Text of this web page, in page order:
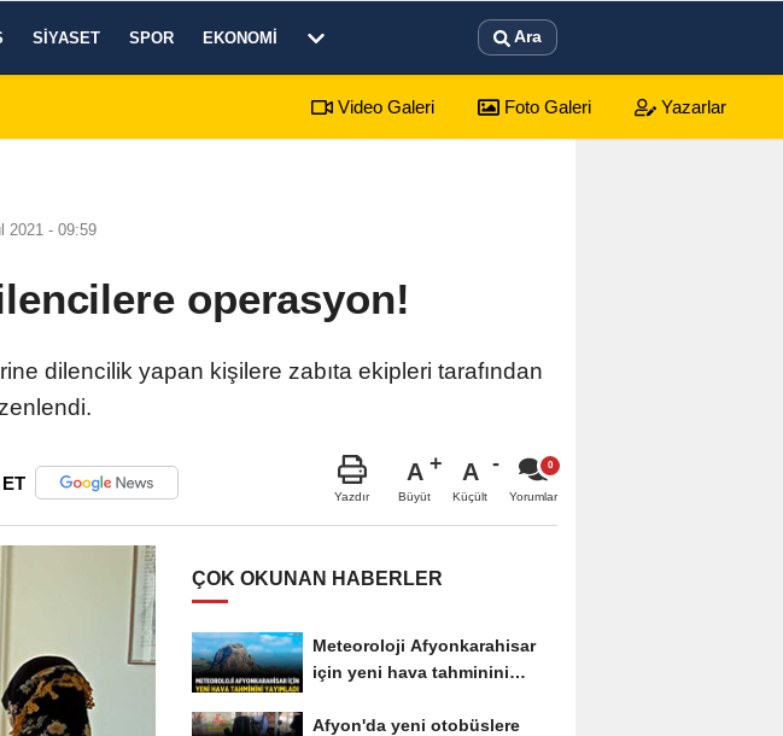
SIYASET SPOR EKONOMI Ara
Video Galeri Foto Galeri Yazarlar
2021 - 09:59
operasyon!
dilencilik yapan kişilere zabıta ekipleri tarafından
Yazdır
A
Büyüt
A
Küçült Yorumlar
ÇOK OKUNAN HABERLER
Meteoroloji Afyonkarahisar
için yeni hava tahminini
Afyon'da yeni otobüslere